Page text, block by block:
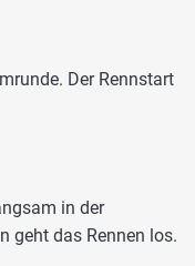
Der Rennstart
in der
geht das Rennen los.